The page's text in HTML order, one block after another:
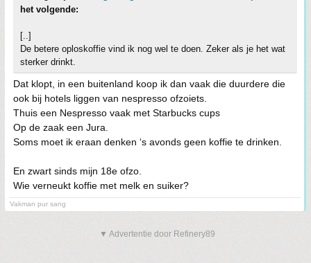
het volgende:
[..]
De betere oploskoffie vind ik nog wel te doen. Zeker als je het wat
sterker drinkt.
Dat klopt, in een buitenland koop ik dan vaak die duurdere die
ook bij hotels liggen van nespresso ofzoiets.
Thuis een Nespresso vaak met Starbucks cups
Op de zaak een Jura.
Soms moet ik eraan denken ‘s avonds geen koffie te drinken.
En zwart sinds mijn 18e ofzo.
Wie verneukt koffie met melk en suiker?
Vakman pur sang
▼ Advertentie door Refinery89